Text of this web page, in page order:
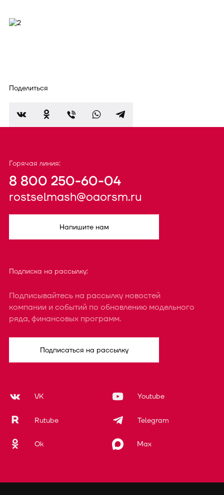
Поделиться
Горячая линия:
8 800 250-60-04
rostselmash@oaorsm.ru
Напишите нам
Подписка на рассылку:
Подписывайтесь на рассылку новостей
компании и событий по обновлению модельного
ряда, финансовых программ.
Подписаться на рассылку
VK Youtube
Rutube Telegram
Ok Max